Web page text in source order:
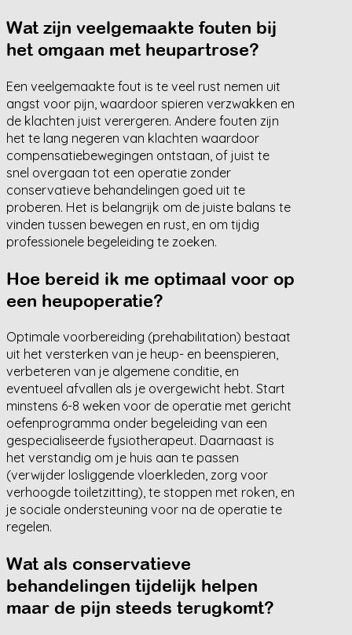
Wat zijn veelgemaakte fouten bij
het omgaan met heupartrose?
Een veelgemaakte fout is te veel rust nemen uit
angst voor pijn, waardoor spieren verzwakken en
de klachten juist verergeren. Andere fouten zijn
het te lang negeren van klachten waardoor
compensatiebewegingen ontstaan, of juist te
snel overgaan tot een operatie zonder
conservatieve behandelingen goed uit te
proberen. Het is belangrijk om de juiste balans te
vinden tussen bewegen en rust, en om tijdig
professionele begeleiding te zoeken.
Hoe bereid ik me optimaal voor op
een heupoperatie?
Optimale voorbereiding (prehabilitation) bestaat
uit het versterken van je heup- en beenspieren,
verbeteren van je algemene conditie, en
eventueel afvallen als je overgewicht hebt. Start
minstens 6-8 weken voor de operatie met gericht
oefenprogramma onder begeleiding van een
gespecialiseerde fysiotherapeut. Daarnaast is
het verstandig om je huis aan te passen
(verwijder losliggende vloerkleden, zorg voor
verhoogde toiletzitting), te stoppen met roken, en
je sociale ondersteuning voor na de operatie te
regelen.
Wat als conservatieve
behandelingen tijdelijk helpen
maar de pijn steeds terugkomt?